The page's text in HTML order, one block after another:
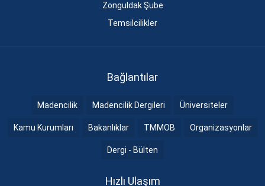
Zonguldak Şube
Temsilcilikler
Bağlantılar
Madencilik Madencilik Dergileri Üniversiteler
Kamu Kurumları Bakanlıklar TMMOB Organizasyonlar
Dergi - Bülten
Hızlı Ulaşım